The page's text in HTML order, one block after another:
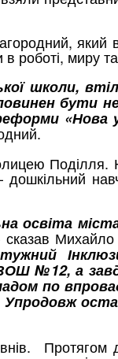
який
миру та
школи,
бути
«Нова
дошкільний
освіта
сказав
№12, а
по